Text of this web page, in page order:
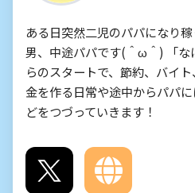
ある日突然二児のパパになり
男、中途パパです(＾ω＾) 「な
らのスタートで、節約、バイ
金を作る日常や途中からパパ
どをつづっていきます！